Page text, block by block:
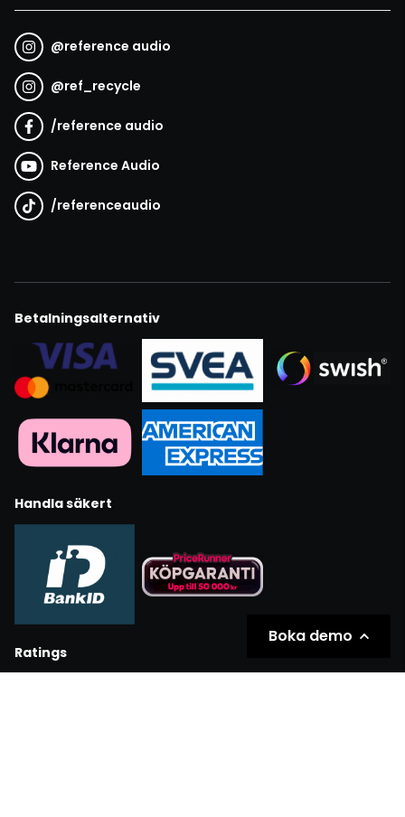
@reference audio
@ref_recycle
/reference audio
Reference Audio
/referenceaudio
Betalningsalternativ
Handla säkert
Ratings
Boka demo